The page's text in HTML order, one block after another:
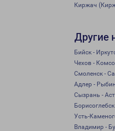
Киржач
Другие
Бийск -
Чехов -
Смоленск -
Адлер -
Сызрань -
Усть-
Владимир -